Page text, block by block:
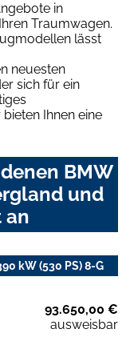
in
Traumwagen.
lässt
neuesten
sich für ein
Ihnen eine
BMW
und
an
kW (530 PS) 8-G
93.650,00 €
ausweisbar